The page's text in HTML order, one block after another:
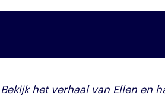
Bekijk het verhaal van Ellen en